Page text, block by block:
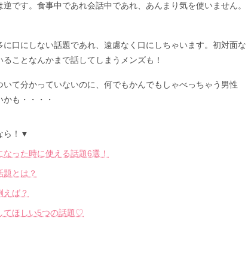
です。食事中であれ会話中であれ、あんまり気を使いません。
口にしない話題であれ、遠慮なく口にしちゃいます。初対面な
ことなんかまで話してしまうメンズも！
て分かっていないのに、何でもかんでもしゃべっちゃう男性
も・・・・
ら！▼
った時に使える話題6選！
とは？
ば？
てほしい5つの話題♡